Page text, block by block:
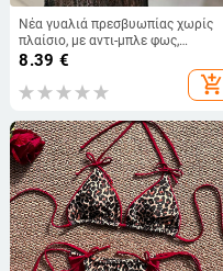
Νέα γυαλιά πρεσβυωπίας χωρίς
πλαίσιο, με αντι-μπλε φως,
μοντέρνα γυαλιά ηλίου για
ηλικιωμένους, δημοφιλή στο
TikTok, γυαλιά πρεσβυωπίας με
8.39 €
add_shopping_cart